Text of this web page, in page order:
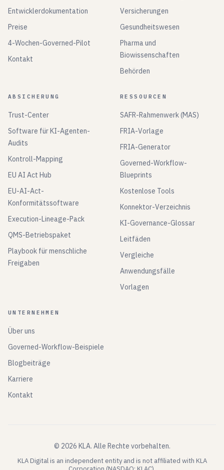
Entwicklerdokumentation
Preise
4-Wochen-Governed-Pilot
Kontakt
Versicherungen
Gesundheitswesen
Pharma und
Biowissenschaften
Behörden
ABSICHERUNG
Trust-Center
Software für KI-Agenten-
Audits
Kontroll-Mapping
EU AI Act Hub
EU-AI-Act-
Konformitätssoftware
Execution-Lineage-Pack
QMS-Betriebspaket
Playbook für menschliche
Freigaben
RESSOURCEN
SAFR-Rahmenwerk (MAS)
FRIA-Vorlage
FRIA-Generator
Governed-Workflow-
Blueprints
Kostenlose Tools
Konnektor-Verzeichnis
KI-Governance-Glossar
Leitfäden
Vergleiche
Anwendungsfälle
Vorlagen
UNTERNEHMEN
Über uns
Governed-Workflow-Beispiele
Blogbeiträge
Karriere
Kontakt
© 2026 KLA. Alle Rechte vorbehalten.
KLA Digital is an independent entity and is not affiliated with KLA